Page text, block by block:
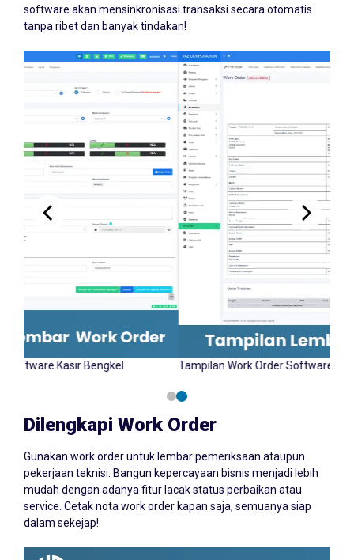
software akan mensinkronisasi transaksi secara otomatis
tanpa ribet dan banyak tindakan!
Input Work Order Software Kasir Bengkel
Tampilan
Dilengkapi Work Order
Gunakan work order untuk lembar pemeriksaan ataupun
pekerjaan teknisi. Bangun kepercayaan bisnis menjadi lebih
mudah dengan adanya fitur lacak status perbaikan atau
service. Cetak nota work order kapan saja, semuanya siap